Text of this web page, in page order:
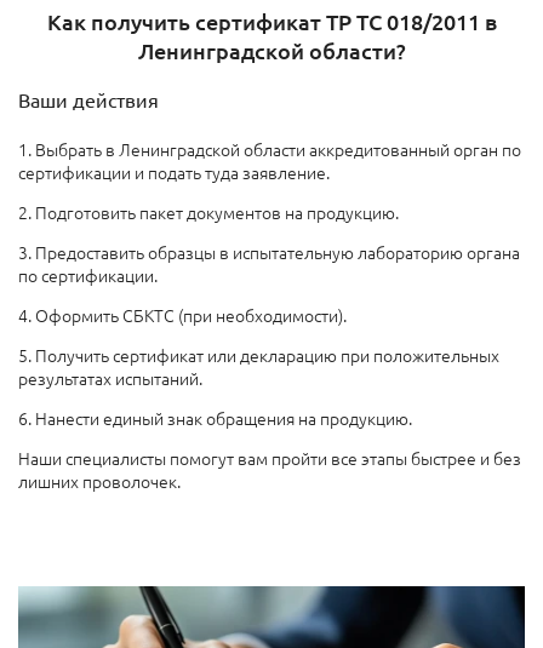
Как получить сертификат ТР ТС 018/2011 в
Ленинградской области?
Ваши действия
1. Выбрать в Ленинградской области аккредитованный орган по
сертификации и подать туда заявление.
2. Подготовить пакет документов на продукцию.
3. Предоставить образцы в испытательную лабораторию органа
по сертификации.
4. Оформить СБКТС (при необходимости).
5. Получить сертификат или декларацию при положительных
результатах испытаний.
6. Нанести единый знак обращения на продукцию.
Наши специалисты помогут вам пройти все этапы быстрее и без
лишних проволочек.